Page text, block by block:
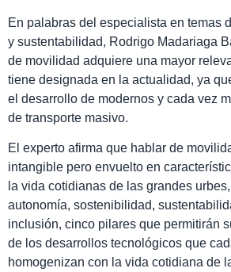
En palabras del especialista en temas
y sustentabilidad, Rodrigo Madariaga
de movilidad adquiere una mayor
tiene designada en la actualidad, ya
el desarrollo de modernos y cada vez
de transporte masivo.
El experto afirma que hablar de
intangible pero envuelto en
la vida cotidianas de las grandes
autonomía, sostenibilidad,
inclusión, cinco pilares que permitirán
de los desarrollos tecnológicos que
homogenizan con la vida cotidiana de